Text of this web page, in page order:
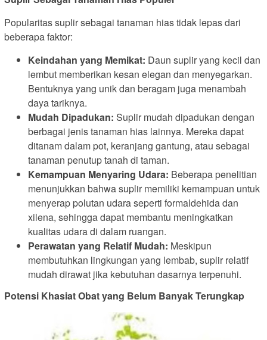
Popularitas suplir sebagai tanaman hias tidak lepas dari
beberapa faktor:
Keindahan yang Memikat: Daun suplir yang kecil dan
lembut memberikan kesan elegan dan menyegarkan.
Bentuknya yang unik dan beragam juga menambah
daya tariknya.
Mudah Dipadukan: Suplir mudah dipadukan dengan
berbagai jenis tanaman hias lainnya. Mereka dapat
ditanam dalam pot, keranjang gantung, atau sebagai
tanaman penutup tanah di taman.
Kemampuan Menyaring Udara: Beberapa penelitian
menunjukkan bahwa suplir memiliki kemampuan untuk
menyerap polutan udara seperti formaldehida dan
xilena, sehingga dapat membantu meningkatkan
kualitas udara di dalam ruangan.
Perawatan yang Relatif Mudah: Meskipun
membutuhkan lingkungan yang lembab, suplir relatif
mudah dirawat jika kebutuhan dasarnya terpenuhi.
Potensi Khasiat Obat yang Belum Banyak Terungkap